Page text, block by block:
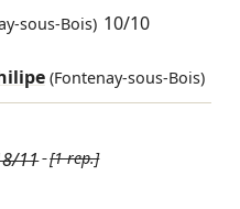
sous-Bois) 10/10
(Fontenay-sous-Bois)
11 [1 rep.]